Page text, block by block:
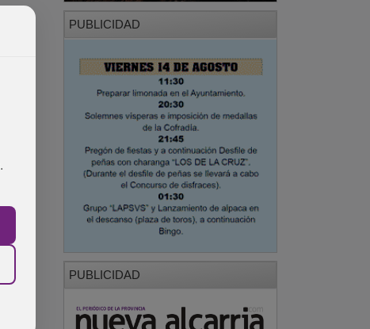
PUBLICIDAD
PUBLICIDAD
.